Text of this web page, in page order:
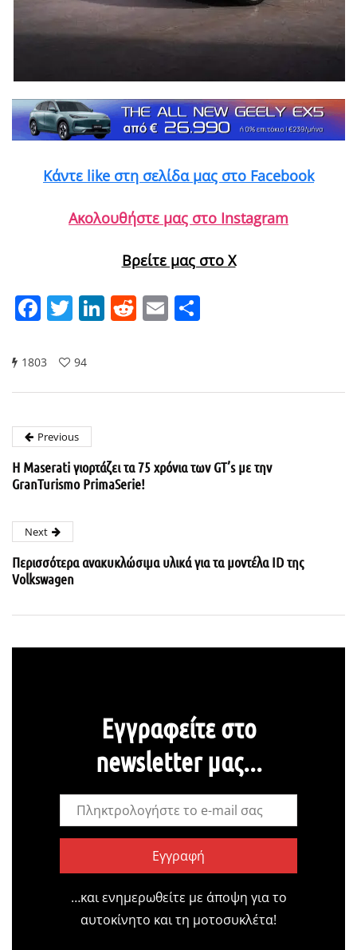
Κάντε like στη σελίδα μας στο Facebook
Ακολουθήστε μας στο Instagram
Βρείτε μας στο X
Facebook
Twitter
LinkedIn
Reddit
Email
1803 94
Previous
Η Maserati γιορτάζει τα 75 χρόνια των GT’s με την
GranTurismo PrimaSerie!
Next
Περισσότερα ανακυκλώσιμα υλικά για τα μοντέλα ID της
Volkswagen
Εγγραφείτε στο
newsletter μας...
Εγγραφή
…και ενημερωθείτε με άποψη για το
αυτοκίνητο και τη μοτοσυκλέτα!